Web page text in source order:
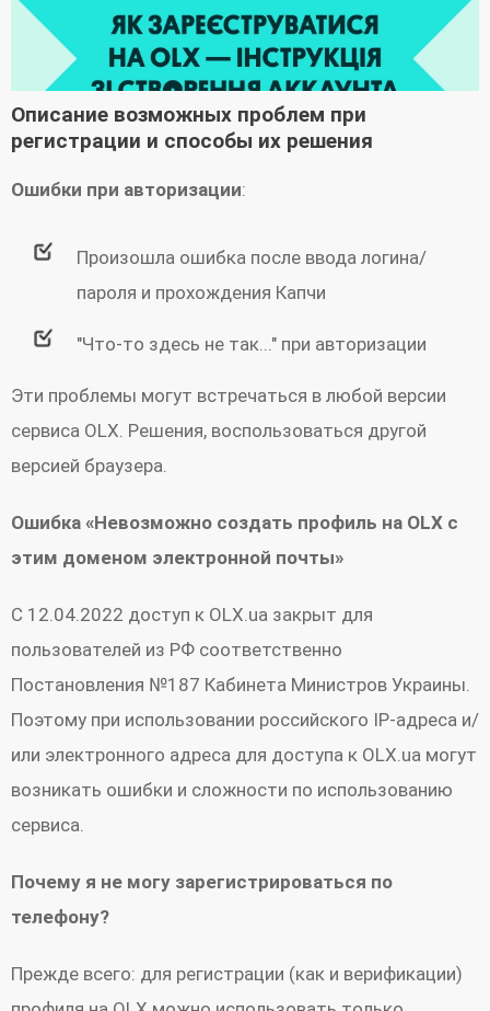
Описание возможных проблем при
регистрации и способы их решения
Ошибки при авторизации:
Произошла ошибка после ввода логина/
пароля и прохождения Капчи
"Что-то здесь не так..." при авторизации
Эти проблемы могут встречаться в любой версии
сервиса OLX. Решения, воспользоваться другой
версией браузера.
Ошибка «Невозможно создать профиль на OLX с
этим доменом электронной почты»
С 12.04.2022 доступ к OLX.ua закрыт для
пользователей из РФ соответственно
Постановления №187 Кабинета Министров Украины.
Поэтому при использовании российского IP-адреса и/
или электронного адреса для доступа к OLX.ua могут
возникать ошибки и сложности по использованию
сервиса.
Почему я не могу зарегистрироваться по
телефону?
Прежде всего: для регистрации (как и верификации)